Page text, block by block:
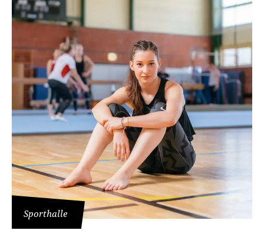
TUTORIAL FUSSBALL
Bitte beachten Sie: Sobald Sie sich das Video
ansehen, werden Informationen darüber an
Youtube/Google übermittelt. Weitere
Informationen dazu finden Sie in derGoogle
Datenschutzerklärung.
Sporthalle